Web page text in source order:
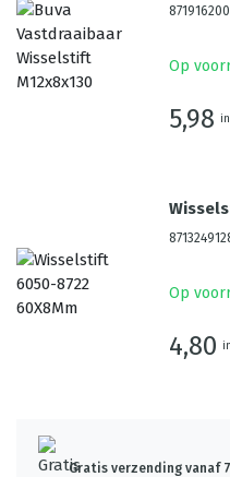
Op
5,98
Op
4,80
Gratis verzending vanaf